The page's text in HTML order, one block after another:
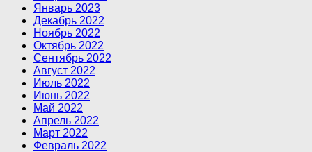
Январь 2023
Декабрь 2022
Ноябрь 2022
Октябрь 2022
Сентябрь 2022
Август 2022
Июль 2022
Июнь 2022
Май 2022
Апрель 2022
Март 2022
Февраль 2022